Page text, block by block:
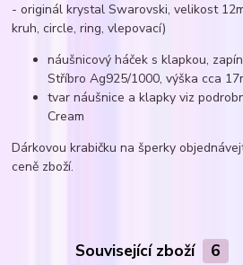
- originál krystal Swarovski, velikost
kruh, circle, ring, vlepovací)
náušnicový háček s klapkou,
Stříbro Ag925/1000, výška cca
tvar náušnice a klapky viz
Cream
Dárkovou krabičku na šperky
ceně zboží.
Související zboží 6